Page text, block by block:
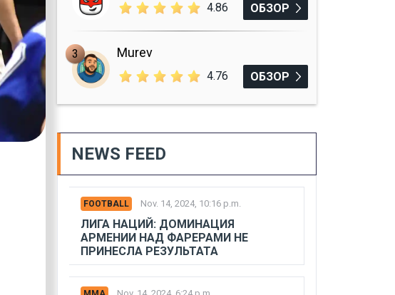
4.86 ОБЗОР
3 Murev
4.76 ОБЗОР
NEWS FEED
FOOTBALL Nov. 14, 2024, 10:16 p.m.
ЛИГА НАЦИЙ: ДОМИНАЦИЯ
АРМЕНИИ НАД ФАРЕРАМИ НЕ
ПРИНЕСЛА РЕЗУЛЬТАТА
Nov. 14, 2024, 6:24 p.m.